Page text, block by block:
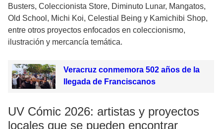
Busters, Coleccionista Store, Diminuto Lunar, Mangatos,
Old School, Michi Koi, Celestial Being y Kamichibi Shop,
entre otros proyectos enfocados en coleccionismo,
ilustración y mercancía temática.
Veracruz conmemora 502 años de la
llegada de Franciscanos
UV Cómic 2026: artistas y proyectos
locales que se pueden encontrar